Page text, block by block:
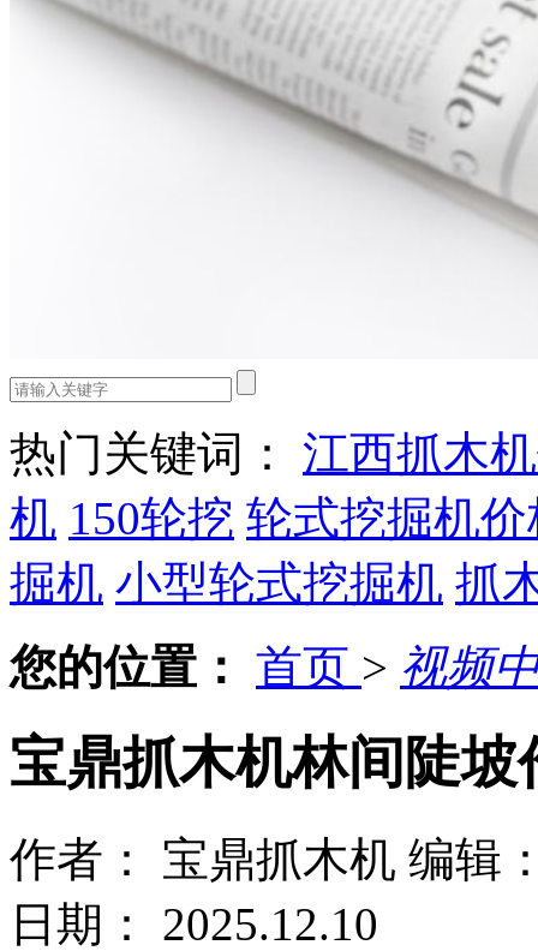
热门关键词： 江西抓木
机 150轮挖 轮式挖掘机
掘机 小型轮式挖掘机 抓
您的位置： 首页 > 视频
宝鼎抓木机林间陡坡
作者： 宝鼎抓木机 编辑
日期： 2025.12.10